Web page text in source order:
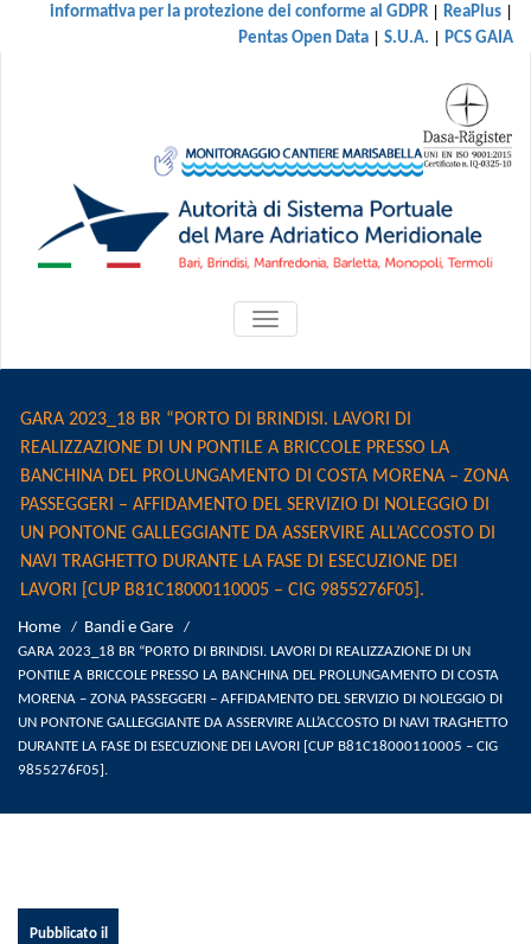
informativa per la protezione dei conforme al GDPR | ReaPlus |
Pentas Open Data | S.U.A. | PCS GAIA
ATTIVA/DISATTIVA
MENU
GARA 2023_18 BR “PORTO DI BRINDISI. LAVORI DI
REALIZZAZIONE DI UN PONTILE A BRICCOLE PRESSO LA
BANCHINA DEL PROLUNGAMENTO DI COSTA MORENA – ZONA
PASSEGGERI – AFFIDAMENTO DEL SERVIZIO DI NOLEGGIO DI
UN PONTONE GALLEGGIANTE DA ASSERVIRE ALL’ACCOSTO DI
NAVI TRAGHETTO DURANTE LA FASE DI ESECUZIONE DEI
LAVORI [CUP B81C18000110005 – CIG 9855276F05].
Home / Bandi e Gare /
GARA 2023_18 BR “PORTO DI BRINDISI. LAVORI DI REALIZZAZIONE DI UN
PONTILE A BRICCOLE PRESSO LA BANCHINA DEL PROLUNGAMENTO DI COSTA
MORENA – ZONA PASSEGGERI – AFFIDAMENTO DEL SERVIZIO DI NOLEGGIO DI
UN PONTONE GALLEGGIANTE DA ASSERVIRE ALL’ACCOSTO DI NAVI TRAGHETTO
DURANTE LA FASE DI ESECUZIONE DEI LAVORI [CUP B81C18000110005 – CIG
9855276F05].
Pubblicato il